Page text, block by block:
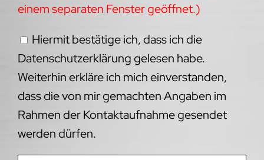
einem separaten Fenster geöffnet.)
Hiermit bestätige ich, dass ich die
Datenschutzerklärung gelesen habe.
Weiterhin erkläre ich mich einverstanden,
dass die von mir gemachten Angaben im
Rahmen der Kontaktaufnahme gesendet
werden dürfen.